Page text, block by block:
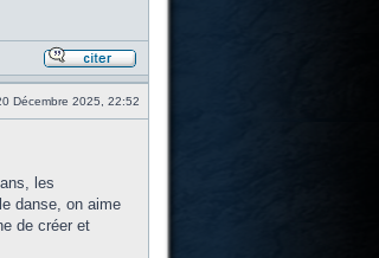
Décembre 2025, 22:52
les
danse, on aime
de créer et